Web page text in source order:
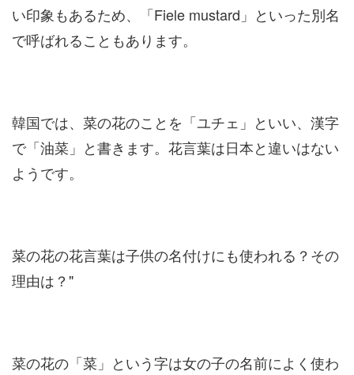
い印象もあるため、「Fiele mustard」といった別名
で呼ばれることもあります。
韓国では、菜の花のことを「ユチェ」といい、漢字
で「油菜」と書きます。花言葉は日本と違いはない
ようです。
菜の花の花言葉は子供の名付けにも使われる？その
理由は？"
菜の花の「菜」という字は女の子の名前によく使わ